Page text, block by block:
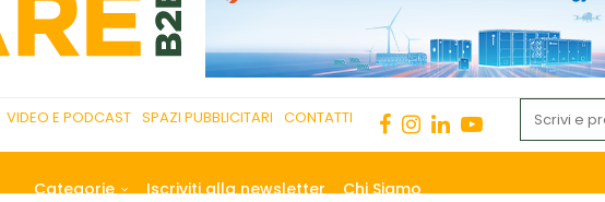
VIDEO E PODCAST SPAZI PUBBLICITARI CONTATTI
Categorie Iscriviti alla newsletter Chi Siamo